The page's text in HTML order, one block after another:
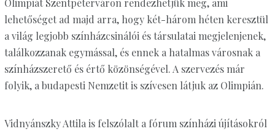
Olimpiát Szentpéterváron rendezhetjük meg, ami
lehetőséget ad majd arra, hogy két-három héten keresztül
a világ legjobb színházcsinálói és társulatai megjelenjenek,
találkozzanak egymással, és ennek a hatalmas városnak a
színházszerető és értő közönségével. A szervezés már
folyik, a budapesti Nemzetit is szívesen látjuk az Olimpián.
Vidnyánszky Attila is felszólalt a fórum színházi újításokról